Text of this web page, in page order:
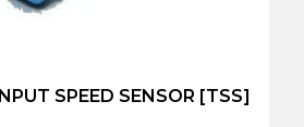
SPEED SENSOR [TSS]